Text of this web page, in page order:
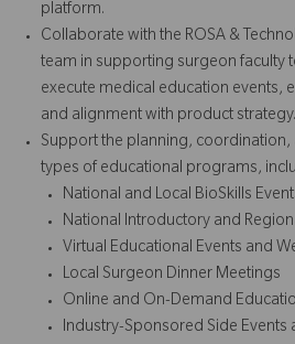
platform.
Collaborate with the ROSA &
team in supporting surgeon faculty
execute medical education events,
and alignment with product strategy.
Support the planning, coordination,
types of educational programs,
National and Local BioSkills
National Introductory and
Virtual Educational Events and
Local Surgeon Dinner Meetings
Online and On-Demand
Industry-Sponsored Side Events